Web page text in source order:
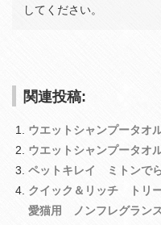
してください。
関連投稿:
ウエットシャンプータ
ウエットシャンプータ
ペットキレイ ミトンで
クイック＆リッチ トリ
愛猫用 ノンフレグラン